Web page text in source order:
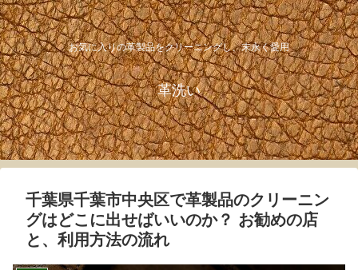
お気に入りの革製品をクリーニングし、末永く愛用
革洗い
千葉県千葉市中央区で革製品のクリーニン
グはどこに出せばいいのか？ お勧めの店
と、利用方法の流れ